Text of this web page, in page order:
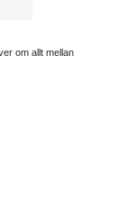
om allt mellan